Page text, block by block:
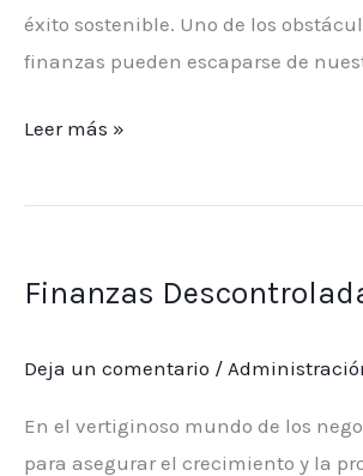
éxito sostenible. Uno de los
finanzas pueden escaparse de
Leer más »
Finanzas
Deja un comentario /
En el vertiginoso mundo de los
para asegurar el crecimiento y la